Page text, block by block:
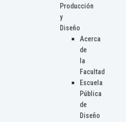
Producción
y
Diseño
Acerca
de
la
Facultad
Escuela
Pública
de
Diseño